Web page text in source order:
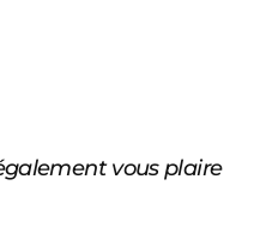
vous plaire